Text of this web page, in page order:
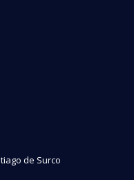
de Surco